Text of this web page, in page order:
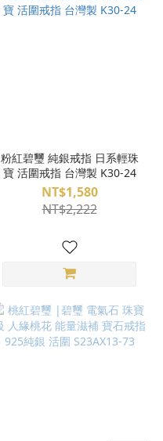
粉紅碧璽 純銀戒指 日系輕珠
寶 活圍戒指 台灣製 K30-24
NT$1,580
NT$2,222